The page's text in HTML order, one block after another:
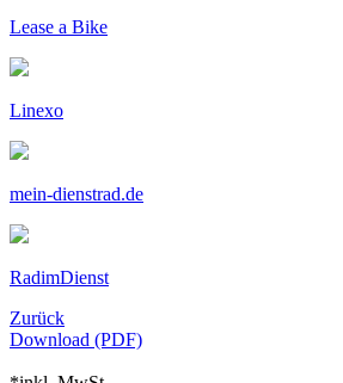
Lease a Bike
Linexo
mein-dienstrad.de
RadimDienst
Zurück
Download (PDF)